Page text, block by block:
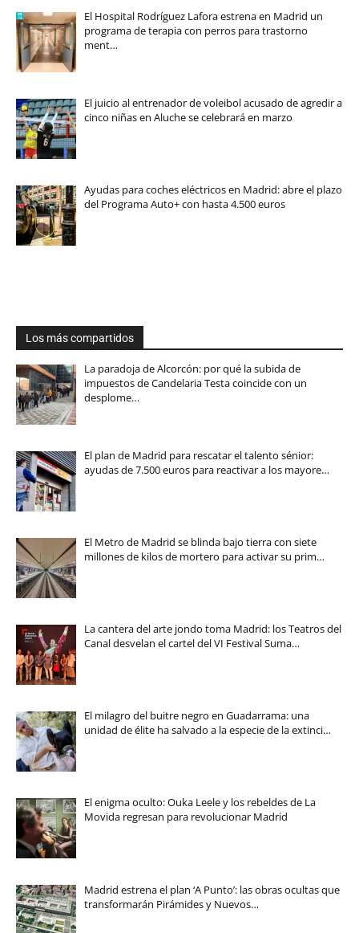
El Hospital Rodríguez Lafora estrena en Madrid un
programa de terapia con perros para trastorno
ment…
El juicio al entrenador de voleibol acusado de agredir a
cinco niñas en Aluche se celebrará en marzo
Ayudas para coches eléctricos en Madrid: abre el plazo
del Programa Auto+ con hasta 4.500 euros
Los más compartidos
La paradoja de Alcorcón: por qué la subida de
impuestos de Candelaria Testa coincide con un
desplome…
El plan de Madrid para rescatar el talento sénior:
ayudas de 7.500 euros para reactivar a los mayore…
El Metro de Madrid se blinda bajo tierra con siete
millones de kilos de mortero para activar su prim…
La cantera del arte jondo toma Madrid: los Teatros del
Canal desvelan el cartel del VI Festival Suma…
El milagro del buitre negro en Guadarrama: una
unidad de élite ha salvado a la especie de la extinci…
El enigma oculto: Ouka Leele y los rebeldes de La
Movida regresan para revolucionar Madrid
Madrid estrena el plan ‘A Punto’: las obras ocultas que
transformarán Pirámides y Nuevos…